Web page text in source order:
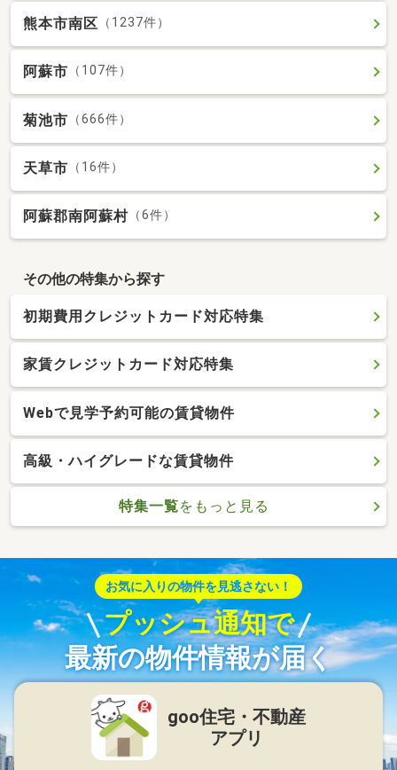
熊本市南区 （1237件）
阿蘇市 （107件）
菊池市 （666件）
天草市 （16件）
阿蘇郡南阿蘇村 （6件）
その他の特集から探す
初期費用クレジットカード対応特集
家賃クレジットカード対応特集
Webで見学予約可能の賃貸物件
高級・ハイグレードな賃貸物件
特集一覧をもっと見る
お気に入りの物件を見逃さない！
プッシュ通知で
最新の物件情報が届く
goo住宅・不動産
アプリ